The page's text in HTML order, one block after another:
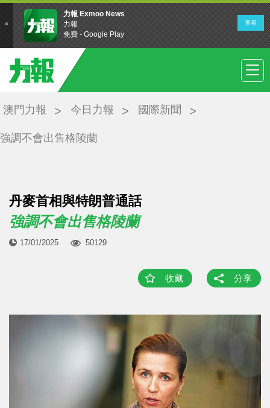
澳門力報 今日力報 國際新聞
強調不會出售格陵蘭
丹麥首相與特朗普通話
強調不會出售格陵蘭
17/01/2025 50129
收藏 分享